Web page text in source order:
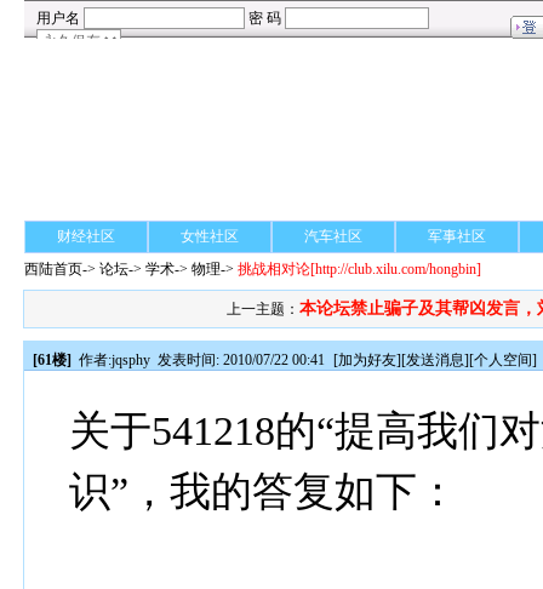
财经社区 女性社区 汽车社区
军事社区
西陆首页->论坛->学术-> 物理->挑战相对论[http://club.xilu.com/hongbin]
上一主题： 本论坛禁止骗子及其帮凶发言，
[61楼] 作者:jqsphy 发表时间: 2010/07/22 00:41 [加为好友][发送消息][个人空间]
关于541218的“提高我们
识”，我的答复如下：